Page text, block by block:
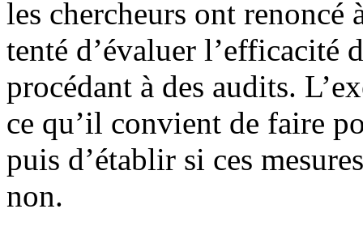
les chercheurs ont renoncé
tenté d’évaluer l’efficacité
procédant à des audits.
ce qu’il convient de faire
puis d’établir si ces
non.